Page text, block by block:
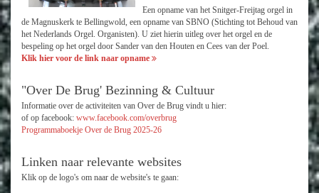
Een opname van het Snitger-Freijtag orgel in
de Magnuskerk te Bellingwold, een opname van SBNO (Stichting tot Behoud van
het Nederlands Orgel. Organisten). U ziet hierin uitleg over het orgel en de
bespeling op het orgel door Sander van den Houten en Cees van der Poel.
Klik hier voor de link naar opname
"Over De Brug' Bezinning & Cultuur
Informatie over de activiteiten van Over de Brug vindt u hier:
of op facebook: www.facebook.com/overbrug
Programmaboekje Over de Brug 2025-26
Linken naar relevante websites
Klik op de logo's om naar de website's te gaan: